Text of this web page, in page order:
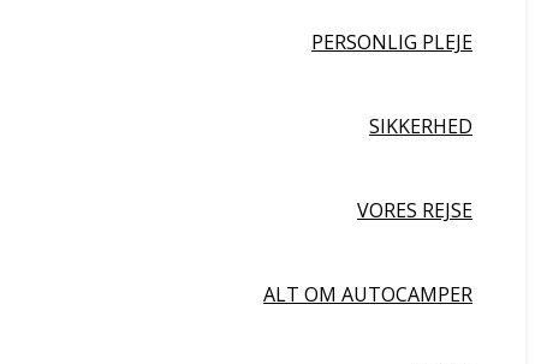
PERSONLIG PLEJE
SIKKERHED
VORES REJSE
ALT OM AUTOCAMPER